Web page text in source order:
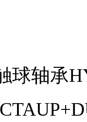
球轴承